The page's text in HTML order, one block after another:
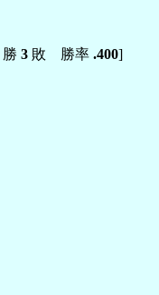
勝 3 敗 勝率 .400]